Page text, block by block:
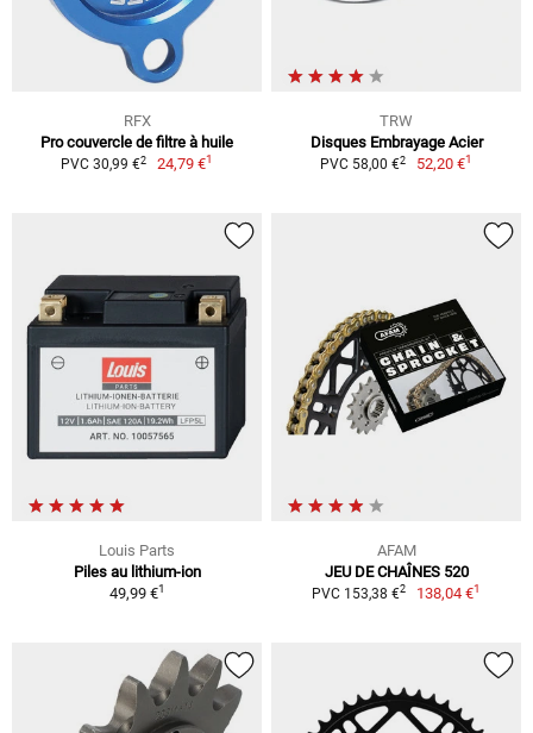
RFX
Pro couvercle de filtre à huile
PVC 30,99 €2 24,79 €1
TRW
Disques Embrayage Acier
PVC 58,00 €2 52,20 €1
Louis Parts
Piles au lithium-ion
49,99 €1
AFAM
JEU DE CHAÎNES 520
PVC 153,38 €2 138,04 €1